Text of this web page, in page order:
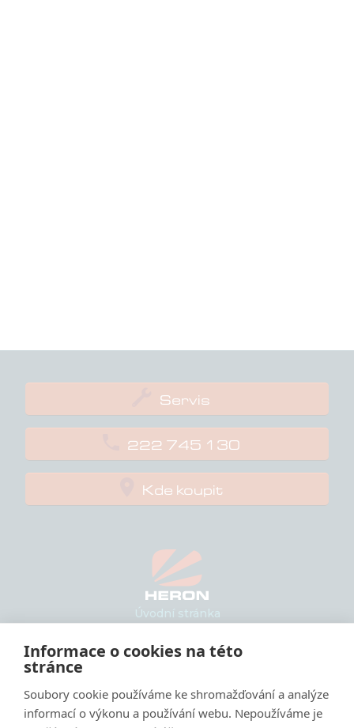
Servis
222 745 130
Kde koupit
Úvodní stránka
Produkty
Elektrocentrály
Čerpadla
Samostatné motory
Informace o cookies na této
stránce
Soubory cookie používáme ke shromažďování a analýze
informací o výkonu a používání webu. Nepoužíváme je